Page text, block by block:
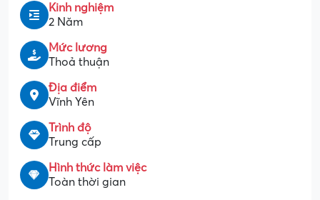
Kinh nghiệm
2 Năm
Mức lương
Thoả thuận
Địa điểm
Vĩnh Yên
Trình độ
Trung cấp
Hình thức làm việc
Toàn thời gian